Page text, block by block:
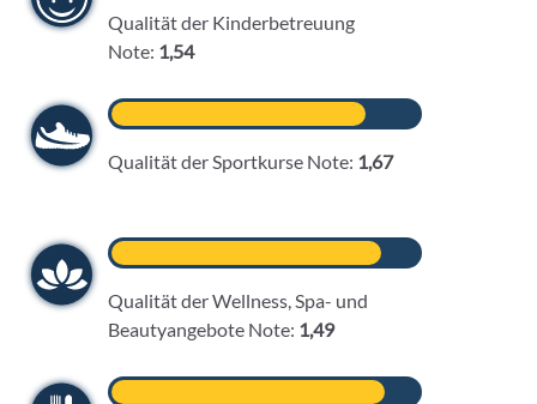
5969-
32
Qualität der Kinderbetreuung
Note: 1,54
Qualität der Sportkurse Note: 1,67
Qualität der Wellness, Spa- und
Beautyangebote Note: 1,49